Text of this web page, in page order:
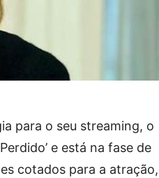
para o seu streaming, o
e está na fase de
cotados para a atração,